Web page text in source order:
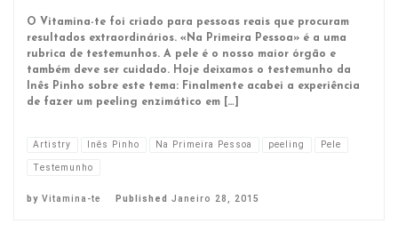
O Vitamina-te foi criado para pessoas reais que procuram
resultados extraordinários. «Na Primeira Pessoa» é a uma
rubrica de testemunhos. A pele é o nosso maior órgão e
também deve ser cuidado. Hoje deixamos o testemunho da
Inês Pinho sobre este tema: Finalmente acabei a experiência
de fazer um peeling enzimático em […]
Artistry Inês Pinho Na Primeira Pessoa peeling
Pele
Testemunho
by Vitamina-te Published Janeiro 28, 2015